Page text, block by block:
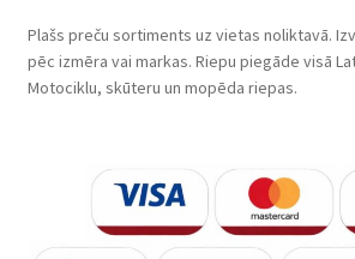
Plašs preču sortiments uz vietas noliktavā.
pēc izmēra vai markas. Riepu piegāde visā
Motociklu, skūteru un mopēda riepas.